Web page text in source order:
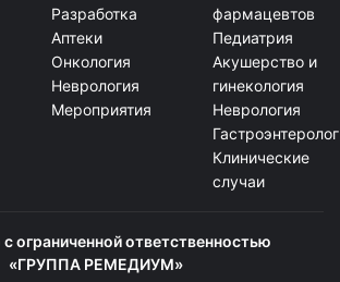
Разработка
Аптеки
Онкология
Неврология
Мероприятия
фармацевтов
Педиатрия
Акушерство и
гинекология
Неврология
Клинические
случаи
ограниченной ответственностью
«ГРУППА РЕМЕДИУМ»